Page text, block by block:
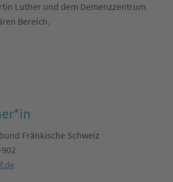
Luther und dem Demenzzentrum
Bereich.
Fränkische Schweiz